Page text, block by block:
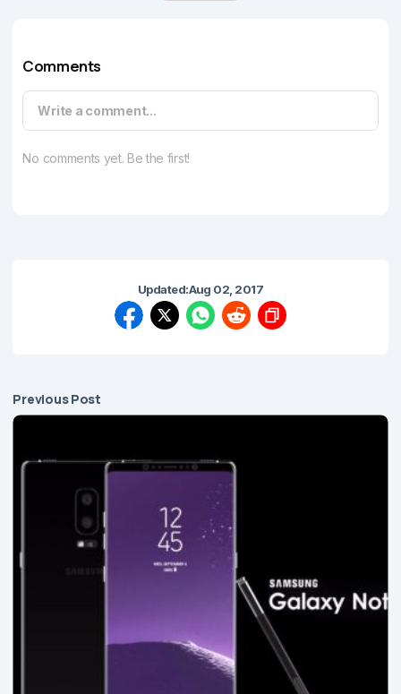
Comments
Write a comment...
No comments yet. Be the first!
Updated:Aug 02, 2017
Previous Post